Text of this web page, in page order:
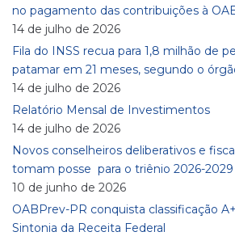
no pagamento das contribuições à
14 de julho de 2026
Fila do INSS recua para 1,8 milhão de
patamar em 21 meses, segundo o
14 de julho de 2026
Relatório Mensal de Investimentos
14 de julho de 2026
Novos conselheiros deliberativos e
tomam posse para o triênio 2026-2029
10 de junho de 2026
OABPrev-PR conquista classificação
Sintonia da Receita Federal